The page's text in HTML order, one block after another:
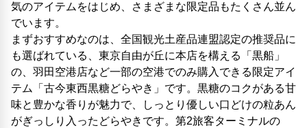
気のアイテムをはじめ、さまざまな限定品もたくさん並ん
でいます。
まずおすすめなのは、全国観光土産品連盟認定の推奨品に
も選ばれている、東京自由が丘に本店を構える「黒船」
の、羽田空港店など一部の空港でのみ購入できる限定アイ
テム「古今東西黒糖どらやき」です。黒糖のコクがある甘
味と豊かな香りが魅力で、しっとり優しい口どけの粒あん
がぎっしり入ったどらやきです。第2旅客ターミナルの